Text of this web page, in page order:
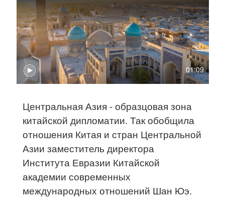
01:09
Центральная Азия - образцовая зона
китайской дипломатии. Так обобщила
отношения Китая и стран Центральной
Азии заместитель директора
Института Евразии Китайской
академии современных
международных отношений Шан Юэ.